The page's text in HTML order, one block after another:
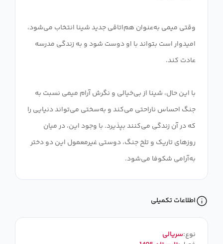
وقتی میمی به‌عنوان هم‌اتاقی جدید شینا انتخاب می‌شود،
امیدوار است بتواند با او دوست شود و به زندگی مدرسه
با این حال، شینا از بی‌خیالی و نگرش آرام میمی نسبت به
جنگ احساس ناراحتی می‌کند و به‌سختی می‌تواند دنیایی را
که در آن زندگی می‌کنند بپذیرد. با وجود این، در میان
روزهای تاریک و تلخ جنگ، دوستی غیرمعمول این دو دختر
به‌آرامی شکوفا می‌شود.
اطلاعات تکمیلی
نوع:سریالی